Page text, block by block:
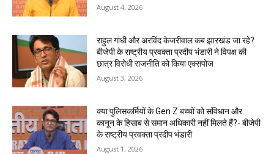
August 4, 2026
राहुल गांधी और अरविंद केजरीवाल कब झारखंड जा रहे?
बीजेपी के राष्ट्रीय प्रवक्ता प्रदीप भंडारी ने विपक्ष की
छात्र विरोधी राजनीति को किया एक्सपोज
August 3, 2026
क्या पुलिसकर्मियों के Gen Z बच्चों को संविधान और
कानून के हिसाब से समान अधिकारी नहीं मिलते हैं?- बीजेपी
के राष्ट्रीय प्रवक्ता प्रदीप भंडारी
August 1, 2026